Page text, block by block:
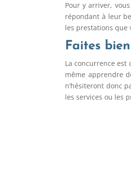
Pour y arriver,
répondant à leur
les prestations que
Faites
La concurrence est
même apprendre
n’hésiteront donc
les services ou les